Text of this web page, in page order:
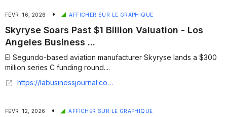
FÉVR. 16, 2026 • AFFICHER SUR LE GRAPHIQUE
Skyryse Soars Past $1 Billion Valuation - Los
Angeles Business ...
El Segundo-based aviation manufacturer Skyryse lands a $300
million series C funding round....
https://labusinessjournal.com/manufacturing/skyryse-soars-past-1-billion-valuation/
FÉVR. 12, 2026 • AFFICHER SUR LE GRAPHIQUE